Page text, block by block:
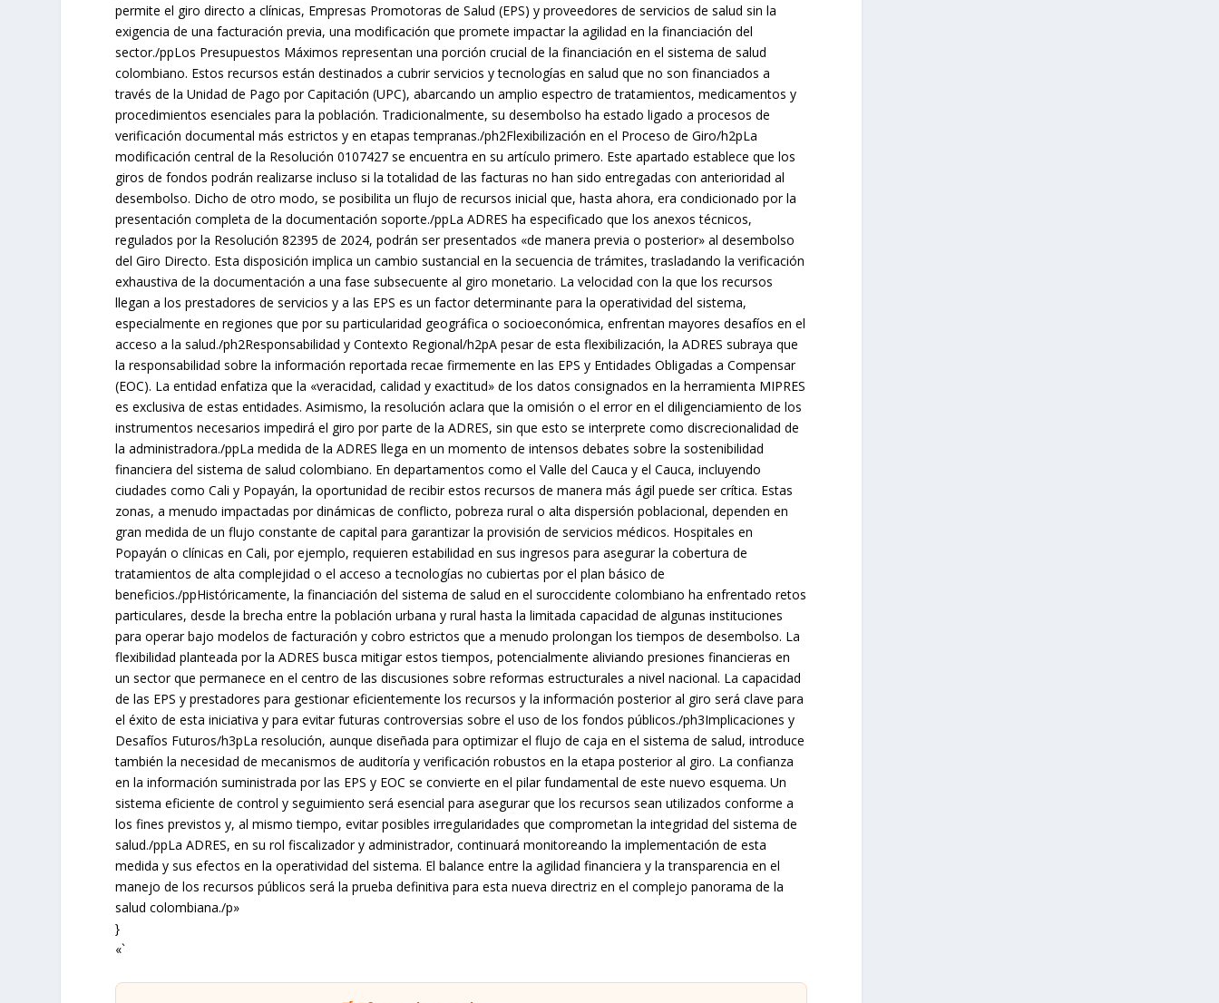
permite el giro directo a clínicas, Empresas Promotoras de Salud (EPS) y proveedores de servicios de salud sin la
exigencia de una facturación previa, una modificación que promete impactar la agilidad en la financiación del
sector./ppLos Presupuestos Máximos representan una porción crucial de la financiación en el sistema de salud
colombiano. Estos recursos están destinados a cubrir servicios y tecnologías en salud que no son financiados a
través de la Unidad de Pago por Capitación (UPC), abarcando un amplio espectro de tratamientos, medicamentos y
procedimientos esenciales para la población. Tradicionalmente, su desembolso ha estado ligado a procesos de
verificación documental más estrictos y en etapas tempranas./ph2Flexibilización en el Proceso de Giro/h2pLa
modificación central de la Resolución 0107427 se encuentra en su artículo primero. Este apartado establece que los
giros de fondos podrán realizarse incluso si la totalidad de las facturas no han sido entregadas con anterioridad al
desembolso. Dicho de otro modo, se posibilita un flujo de recursos inicial que, hasta ahora, era condicionado por la
presentación completa de la documentación soporte./ppLa ADRES ha especificado que los anexos técnicos,
regulados por la Resolución 82395 de 2024, podrán ser presentados «de manera previa o posterior» al desembolso
del Giro Directo. Esta disposición implica un cambio sustancial en la secuencia de trámites, trasladando la verificación
exhaustiva de la documentación a una fase subsecuente al giro monetario. La velocidad con la que los recursos
llegan a los prestadores de servicios y a las EPS es un factor determinante para la operatividad del sistema,
especialmente en regiones que por su particularidad geográfica o socioeconómica, enfrentan mayores desafíos en el
acceso a la salud./ph2Responsabilidad y Contexto Regional/h2pA pesar de esta flexibilización, la ADRES subraya que
la responsabilidad sobre la información reportada recae firmemente en las EPS y Entidades Obligadas a Compensar
(EOC). La entidad enfatiza que la «veracidad, calidad y exactitud» de los datos consignados en la herramienta MIPRES
es exclusiva de estas entidades. Asimismo, la resolución aclara que la omisión o el error en el diligenciamiento de los
instrumentos necesarios impedirá el giro por parte de la ADRES, sin que esto se interprete como discrecionalidad de
la administradora./ppLa medida de la ADRES llega en un momento de intensos debates sobre la sostenibilidad
financiera del sistema de salud colombiano. En departamentos como el Valle del Cauca y el Cauca, incluyendo
ciudades como Cali y Popayán, la oportunidad de recibir estos recursos de manera más ágil puede ser crítica. Estas
zonas, a menudo impactadas por dinámicas de conflicto, pobreza rural o alta dispersión poblacional, dependen en
gran medida de un flujo constante de capital para garantizar la provisión de servicios médicos. Hospitales en
Popayán o clínicas en Cali, por ejemplo, requieren estabilidad en sus ingresos para asegurar la cobertura de
tratamientos de alta complejidad o el acceso a tecnologías no cubiertas por el plan básico de
beneficios./ppHistóricamente, la financiación del sistema de salud en el suroccidente colombiano ha enfrentado retos
particulares, desde la brecha entre la población urbana y rural hasta la limitada capacidad de algunas instituciones
para operar bajo modelos de facturación y cobro estrictos que a menudo prolongan los tiempos de desembolso. La
flexibilidad planteada por la ADRES busca mitigar estos tiempos, potencialmente aliviando presiones financieras en
un sector que permanece en el centro de las discusiones sobre reformas estructurales a nivel nacional. La capacidad
de las EPS y prestadores para gestionar eficientemente los recursos y la información posterior al giro será clave para
el éxito de esta iniciativa y para evitar futuras controversias sobre el uso de los fondos públicos./ph3Implicaciones y
Desafíos Futuros/h3pLa resolución, aunque diseñada para optimizar el flujo de caja en el sistema de salud, introduce
también la necesidad de mecanismos de auditoría y verificación robustos en la etapa posterior al giro. La confianza
en la información suministrada por las EPS y EOC se convierte en el pilar fundamental de este nuevo esquema. Un
sistema eficiente de control y seguimiento será esencial para asegurar que los recursos sean utilizados conforme a
los fines previstos y, al mismo tiempo, evitar posibles irregularidades que comprometan la integridad del sistema de
salud./ppLa ADRES, en su rol fiscalizador y administrador, continuará monitoreando la implementación de esta
medida y sus efectos en la operatividad del sistema. El balance entre la agilidad financiera y la transparencia en el
manejo de los recursos públicos será la prueba definitiva para esta nueva directriz en el complejo panorama de la
salud colombiana./p»
}
«`